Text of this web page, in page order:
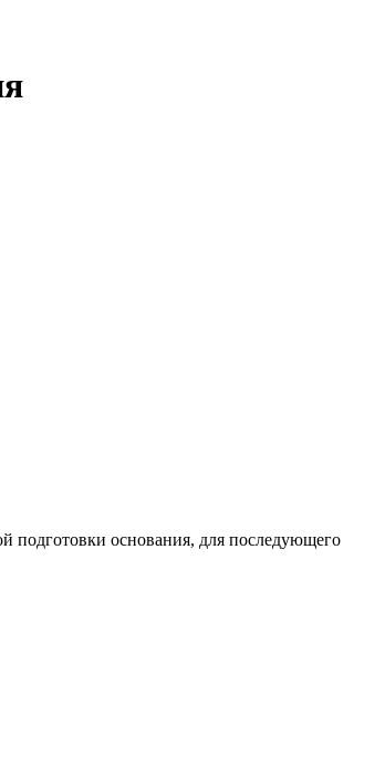
подготовки основания, для последующего